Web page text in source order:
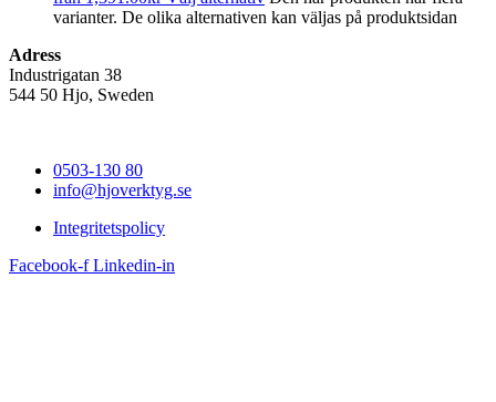
varianter. De olika alternativen kan väljas på produktsidan
Adress
Industrigatan 38
544 50 Hjo, Sweden
0503-130 80
info@hjoverktyg.se
Integritetspolicy
Facebook-f Linkedin-in